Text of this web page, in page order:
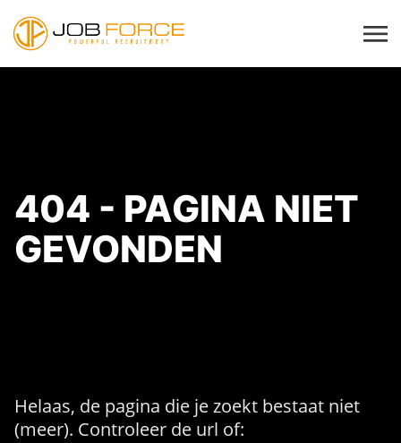
404 - PAGINA NIET
GEVONDEN
Helaas, de pagina die je zoekt bestaat niet
(meer). Controleer de url of: